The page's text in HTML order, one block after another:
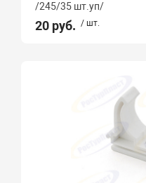
/245/35 шт.уп/
20 руб. / шт.